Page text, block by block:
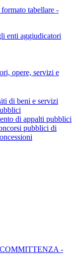
tabellare -
enti aggiudicatori
opere, servizi e
di beni e servizi
di appalti pubblici
pubblici di
-